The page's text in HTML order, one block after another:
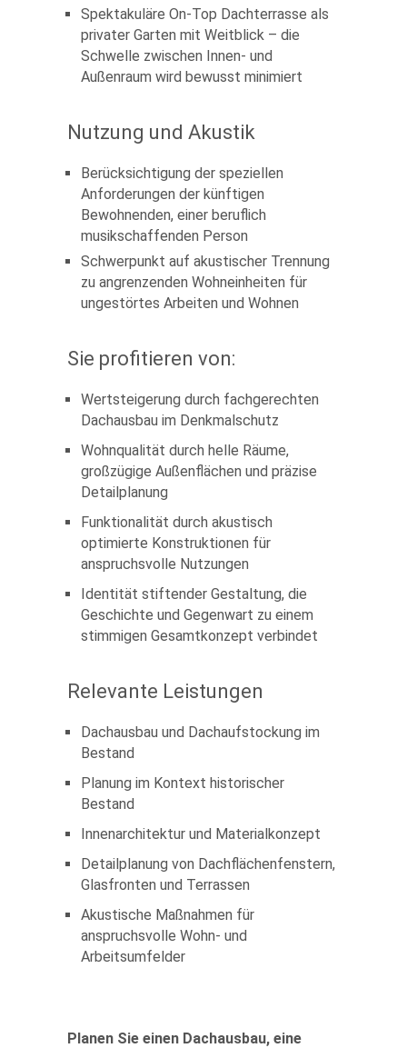
Spektakuläre On-Top Dachterrasse als
privater Garten mit Weitblick – die
Schwelle zwischen Innen- und
Außenraum wird bewusst minimiert
Nutzung und Akustik
Berücksichtigung der speziellen
Anforderungen der künftigen
Bewohnenden, einer beruflich
musikschaffenden Person
Schwerpunkt auf akustischer Trennung
zu angrenzenden Wohneinheiten für
ungestörtes Arbeiten und Wohnen
Sie profitieren von:
Wertsteigerung durch fachgerechten
Dachausbau im Denkmalschutz
Wohnqualität durch helle Räume,
großzügige Außenflächen und präzise
Detailplanung
Funktionalität durch akustisch
optimierte Konstruktionen für
anspruchsvolle Nutzungen
Identität stiftender Gestaltung, die
Geschichte und Gegenwart zu einem
stimmigen Gesamtkonzept verbindet
Relevante Leistungen
Dachausbau und Dachaufstockung im
Bestand
Planung im Kontext historischer
Bestand
Innenarchitektur und Materialkonzept
Detailplanung von Dachflächenfenstern,
Glasfronten und Terrassen
Akustische Maßnahmen für
anspruchsvolle Wohn- und
Arbeitsumfelder
Planen Sie einen Dachausbau, eine